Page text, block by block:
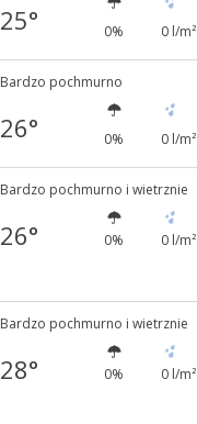
25° 0% 0 l/m²
Bardzo pochmurno
26° 0% 0 l/m²
Bardzo pochmurno i wietrznie
26° 0% 0 l/m²
Bardzo pochmurno i wietrznie
28° 0% 0 l/m²